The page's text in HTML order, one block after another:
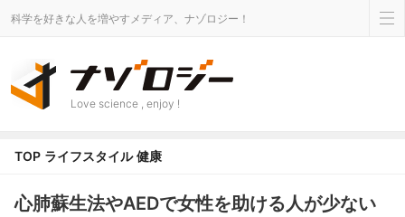
科学を好きな人を増やすメディア、ナゾロジー！
Love science , enjoy !
TOP ライフスタイル 健康
心肺蘇生法やAEDで女性を助ける人が少ない